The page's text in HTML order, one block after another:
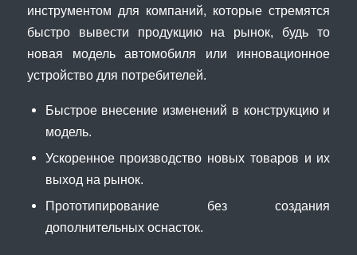
инструментом для компаний, которые стремятся
быстро вывести продукцию на рынок, будь то
новая модель автомобиля или инновационное
устройство для потребителей.
Быстрое внесение изменений в конструкцию и
модель.
Ускоренное производство новых товаров и их
выход на рынок.
Прототипирование без создания
дополнительных оснасток.